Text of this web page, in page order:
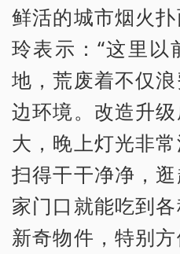
鲜活的城市烟火
玲表示：“这里以
地，荒废着不仅
边环境。改造升
大，晚上灯光非
扫得干干净净，
家门口就能吃到
新奇物件，特别